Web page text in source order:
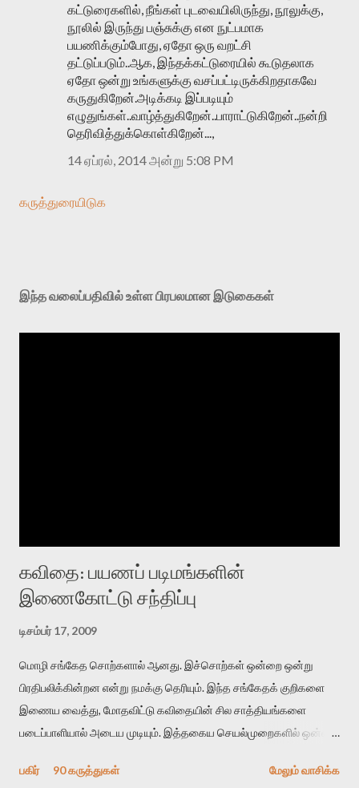
கட்டுரைகளில், நீங்கள் புடவையிலிருந்து, நூலுக்கு,
நூலில் இருந்து பஞ்சுக்கு என நுட்பமாக
பயணிக்கும்போது, ஏதோ ஒரு வறட்சி
தட்டுப்படும்..ஆக, இந்தக்கட்டுரையில் கூடுதலாக
ஏதோ ஒன்று உங்களுக்கு வசப்பட்டிருக்கிறதாகவே
கருதுகிறேன்.அடிக்கடி இப்படியும்
எழுதுங்கள்..வாழ்த்துகிறேன்..பாராட்டுகிறேன்..நன்றி
தெரிவித்துக்கொள்கிறேன்...,
14 ஏப்ரல், 2014 அன்று 5:08 PM
கருத்துரையிடுக
இந்த வலைப்பதிவில் உள்ள பிரபலமான இடுகைகள்
கவிதை: பயணப் படிமங்களின்
இணைகோட்டு சந்திப்பு
டிசம்பர் 17, 2009
மொழி சங்கேத சொற்களால் ஆனது. இச்சொற்கள் ஒன்றை ஒன்று
பிரதிபலிக்கின்றன என்று நமக்கு தெரியும். இந்த சங்கேதக் குறிகளை
இணைய வைத்து, மோதவிட்டு கவிதையின் சில சாத்தியங்களை
படைப்பாளியால் அடைய முடியும். இத்தகைய செயல்முறைகளில் ஒன்றை
காலத்தில் ஜாலவித்தைக்காரர்கள் வந்து போன பின் அவர்களின்
பகிர் 90 கருத்துகள் மேலும் வாசிக்க